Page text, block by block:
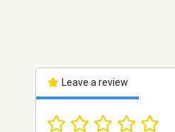
Leave a review